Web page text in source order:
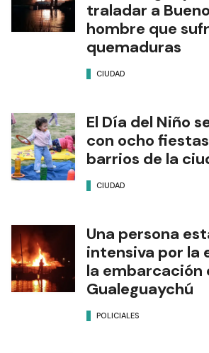
traladar a
hombre que
quemaduras
CIUDAD
El Día del Niño
con ocho
barrios de la
CIUDAD
Una persona
intensiva por la
la embarcación
Gualeguaychú
POLICIALES